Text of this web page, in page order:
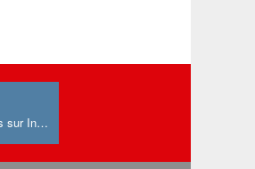
Rejoignez-nous sur Instagram